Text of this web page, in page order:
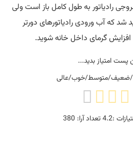
رادیاتور به طول کامل باز است ولی
که آب ورودی رادیاتورهای دورتر
گرمای داخل خانه شوید.
پست امتیاز بدید...
ضعیف/متوسط/خوب/عالی
:
4.2تعداد آرا: 380